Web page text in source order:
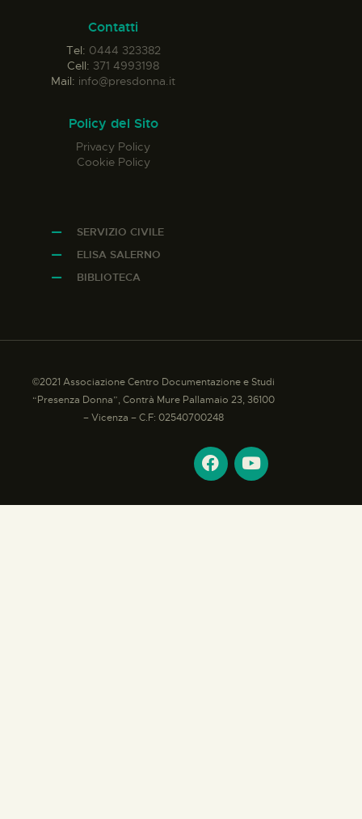
Contatti
Tel: 0444 323382
Cell: 371 4993198
Mail: info@presdonna.it
Policy del Sito
Privacy Policy
Cookie Policy
SERVIZIO CIVILE
ELISA SALERNO
BIBLIOTECA
©2021 Associazione Centro Documentazione e Studi
“Presenza Donna”, Contrà Mure Pallamaio 23, 36100
– Vicenza – C.F: 02540700248